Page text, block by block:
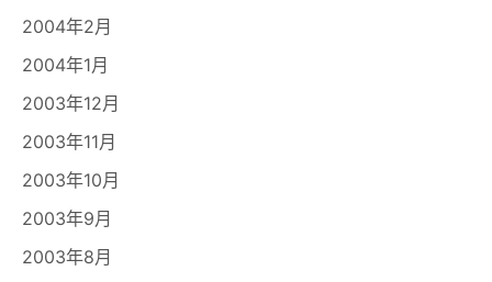
2004年2月
2004年1月
2003年12月
2003年11月
2003年10月
2003年9月
2003年8月